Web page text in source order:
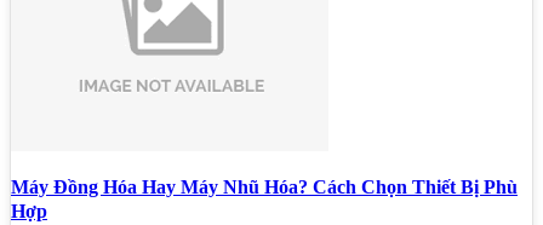
Máy Đồng Hóa Hay Máy Nhũ Hóa? Cách Chọn Thiết Bị Phù
Hợp